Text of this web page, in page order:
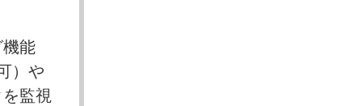
能
）や
監視